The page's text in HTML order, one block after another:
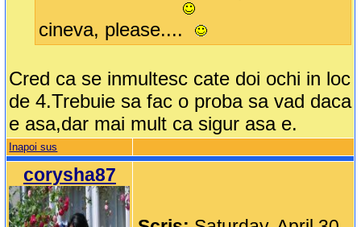
cineva, please....
Cred ca se inmultesc cate doi ochi in loc
de 4.Trebuie sa fac o proba sa vad daca
e asa,dar mai mult ca sigur asa e.
Inapoi sus
corysha87